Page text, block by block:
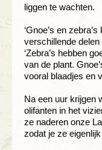
liggen te wachten.
‘Gnoe’s en
verschillende delen
‘Zebra’s hebben
van de plant.
vooral blaadjes en
Na een uur krijgen
olifanten in het
ze naderen onze
zodat je ze